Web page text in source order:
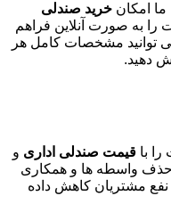
ما امکان خرید صندلی
را به صورت آنلاین فراهم
توانید مشخصات کامل هر
دهید.
با قیمت صندلی اداری و
حذف واسطه ها و همکاری
نفع مشتریان کاهش داده